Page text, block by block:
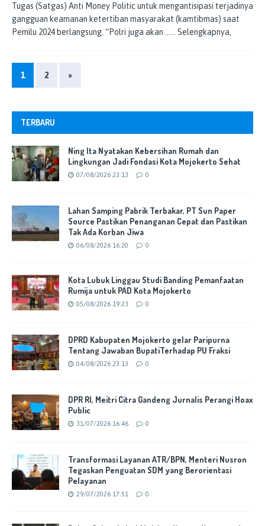
Tugas (Satgas) Anti Money Politic untuk mengantisipasi terjadinya
gangguan keamanan ketertiban masyarakat (kamtibmas) saat
Pemilu 2024 berlangsung. “Polri juga akan
…… Selengkapnya,
1 2 »
TERBARU
Ning Ita Nyatakan Kebersihan Rumah dan
Lingkungan Jadi Fondasi Kota Mojokerto Sehat
07/08/2026 23:13 0
Lahan Samping Pabrik Terbakar, PT Sun Paper
Source Pastikan Penanganan Cepat dan Pastikan
Tak Ada Korban Jiwa
06/08/2026 16:20 0
Kota Lubuk Linggau Studi Banding Pemanfaatan
Rumija untuk PAD Kota Mojokerto
05/08/2026 19:23 0
DPRD Kabupaten Mojokerto gelar Paripurna
Tentang Jawaban BupatiTerhadap PU Fraksi
04/08/2026 23:13 0
DPR RI, Meitri Citra Gandeng Jurnalis Perangi Hoax
Public
31/07/2026 16:46 0
Transformasi Layanan ATR/BPN, Menteri Nusron
Tegaskan Penguatan SDM yang Berorientasi
Pelayanan
29/07/2026 17:51 0